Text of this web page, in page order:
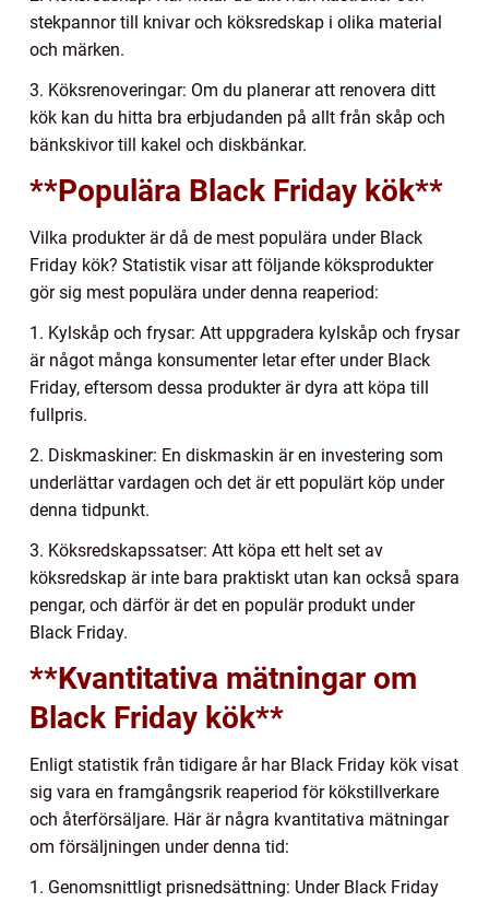
stekpannor till knivar och köksredskap i olika material
och märken.
3. Köksrenoveringar: Om du planerar att renovera ditt
kök kan du hitta bra erbjudanden på allt från skåp och
bänkskivor till kakel och diskbänkar.
**Populära Black Friday kök**
Vilka produkter är då de mest populära under Black
Friday kök? Statistik visar att följande köksprodukter
gör sig mest populära under denna reaperiod:
1. Kylskåp och frysar: Att uppgradera kylskåp och frysar
är något många konsumenter letar efter under Black
Friday, eftersom dessa produkter är dyra att köpa till
fullpris.
2. Diskmaskiner: En diskmaskin är en investering som
underlättar vardagen och det är ett populärt köp under
denna tidpunkt.
3. Köksredskapssatser: Att köpa ett helt set av
köksredskap är inte bara praktiskt utan kan också spara
pengar, och därför är det en populär produkt under
Black Friday.
**Kvantitativa mätningar om
Black Friday kök**
Enligt statistik från tidigare år har Black Friday kök visat
sig vara en framgångsrik reaperiod för kökstillverkare
och återförsäljare. Här är några kvantitativa mätningar
om försäljningen under denna tid:
1. Genomsnittligt prisnedsättning: Under Black Friday